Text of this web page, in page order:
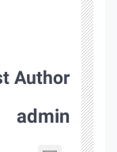
Author
admin